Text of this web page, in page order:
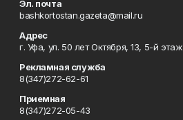
Эл. почта
bashkortostan.gazeta@mail.ru
Адрес
г. Уфа, ул. 50 лет Октября, 13, 5-й этаж
Рекламная служба
8(347)272-62-61
Приемная
8(347)272-05-43